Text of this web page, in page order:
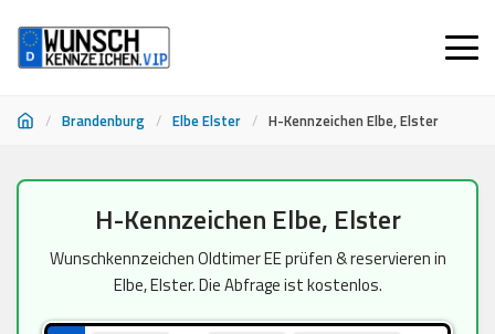
/ Brandenburg / Elbe Elster / H-Kennzeichen Elbe, Elster
springen
H-Kennzeichen Elbe, Elster
Wunschkennzeichen Oldtimer EE prüfen & reservieren in
Elbe, Elster. Die Abfrage ist kostenlos.